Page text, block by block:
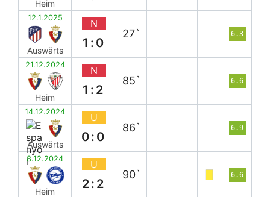
Heim
12.1.2025
Auswärts
N
1:0
27` 6.3
21.12.2024
Heim
N
1:2
85` 6.6
14.12.2024
Auswärts
U
0:0
86` 6.9
8.12.2024
Heim
U
2:2
90` 6.6